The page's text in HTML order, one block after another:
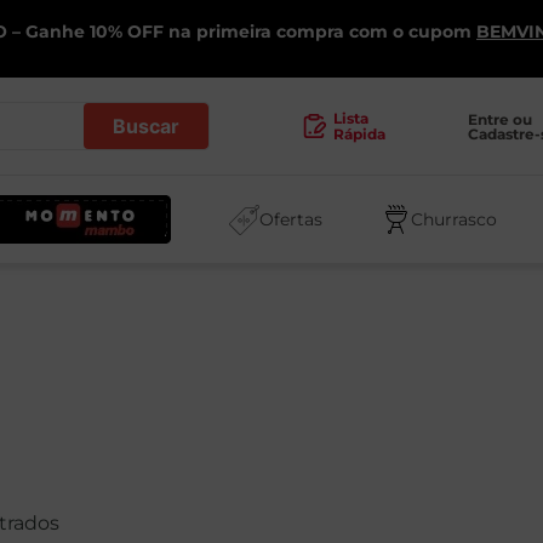
– Ganhe 10% OFF na primeira compra com o cupom
Lista
Rápida
Entre ou
Cadastre-
Ofertas Churrasco